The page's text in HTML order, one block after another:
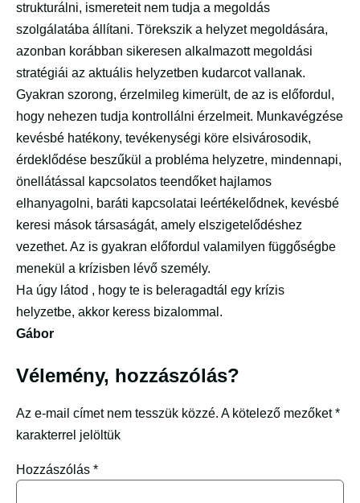
strukturálni, ismereteit nem tudja a megoldás
szolgálatába állítani. Törekszik a helyzet megoldására,
azonban korábban sikeresen alkalmazott megoldási
stratégiái az aktuális helyzetben kudarcot vallanak.
Gyakran szorong, érzelmileg kimerült, de az is előfordul,
hogy nehezen tudja kontrollálni érzelmeit. Munkavégzése
kevésbé hatékony, tevékenységi köre elsivárosodik,
érdeklődése beszűkül a probléma helyzetre, mindennapi,
önellátással kapcsolatos teendőket hajlamos
elhanyagolni, baráti kapcsolatai leértékelődnek, kevésbé
keresi mások társaságát, amely elszigetelődéshez
vezethet. Az is gyakran előfordul valamilyen függőségbe
menekül a krízisben lévő személy.
Ha úgy látod , hogy te is beleragadtál egy krízis
helyzetbe, akkor keress bizalommal.
Gábor
Vélemény, hozzászólás?
Az e-mail címet nem tesszük közzé. A kötelező mezőket*
karakterrel jelöltük
Hozzászólás *